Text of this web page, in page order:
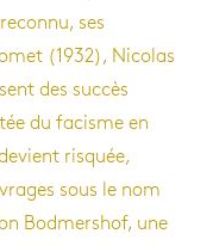
ses
(1932), Nicolas
des succès
du facisme en
risquée,
sous le nom
Bodmershof, une